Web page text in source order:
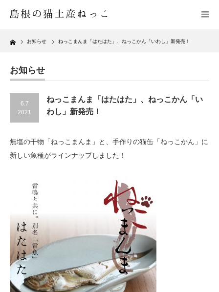
Home お知らせ ねっこまんま「はたはた」、ねっこかん「いわし」新発売！
お知らせ
6.7
2021
ねっこまんま「はたはた」、ねっこかん「い
わし」新発売！
無塩の干物「ねっこまんま」と、手作りの猫缶「ねっこかん」に
新しい魚種がラインナップしました！